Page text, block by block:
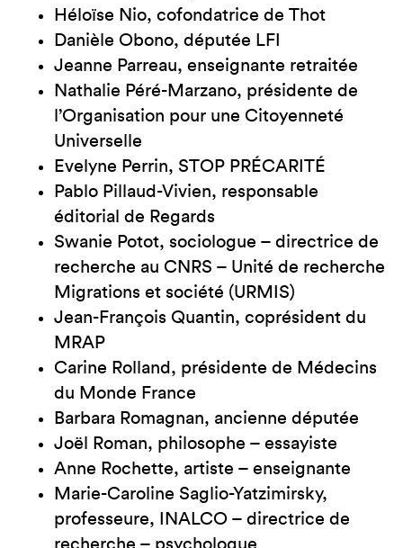
Héloïse Nio, cofondatrice de Thot
Danièle Obono, députée LFI
Jeanne Parreau, enseignante retraitée
Nathalie Péré-Marzano, présidente de
l’Organisation pour une Citoyenneté
Universelle
Evelyne Perrin, STOP PRÉCARITÉ
Pablo Pillaud-Vivien, responsable
éditorial de Regards
Swanie Potot, sociologue – directrice de
recherche au CNRS – Unité de recherche
Migrations et société (URMIS)
Jean-François Quantin, coprésident du
MRAP
Carine Rolland, présidente de Médecins
du Monde France
Barbara Romagnan, ancienne députée
Joël Roman, philosophe – essayiste
Anne Rochette, artiste – enseignante
Marie-Caroline Saglio-Yatzimirsky,
professeure, INALCO – directrice de
recherche – psychologue